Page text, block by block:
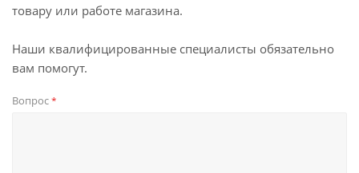
товару или работе магазина.
Наши квалифицированные специалисты обязательно
вам помогут.
Вопрос*